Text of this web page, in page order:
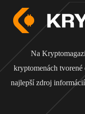
Na
kryptomenách
najlepší zdroj